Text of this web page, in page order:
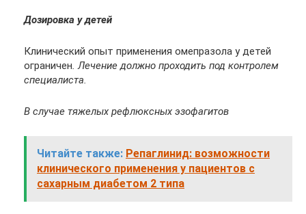
Дозировка у детей
Клинический опыт применения омепразола у детей
ограничен. Лечение должно проходить под контролем
специалиста.
В случае тяжелых рефлюксных эзофагитов
Читайте также: Репаглинид: возможности
клинического применения у пациентов с
сахарным диабетом 2 типа